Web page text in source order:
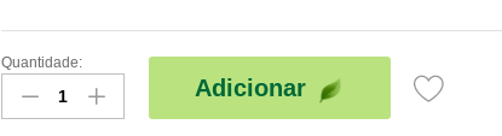
Barrita
Biológica
de
Quantidade:
Adicionar